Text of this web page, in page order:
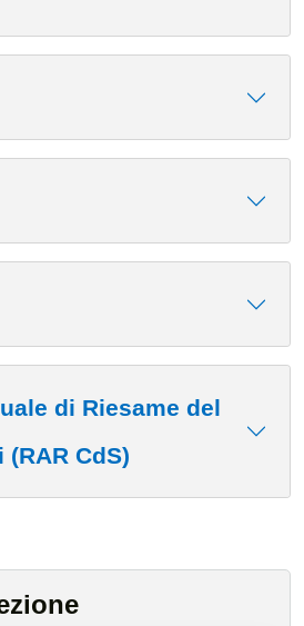
di Riesame del
CdS)